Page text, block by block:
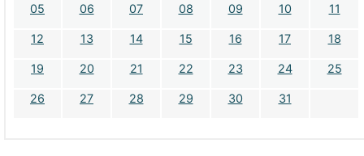
05 06 07 08 09 10 11
12 13 14 15 16 17 18
19 20 21 22 23 24 25
26 27 28 29 30 31